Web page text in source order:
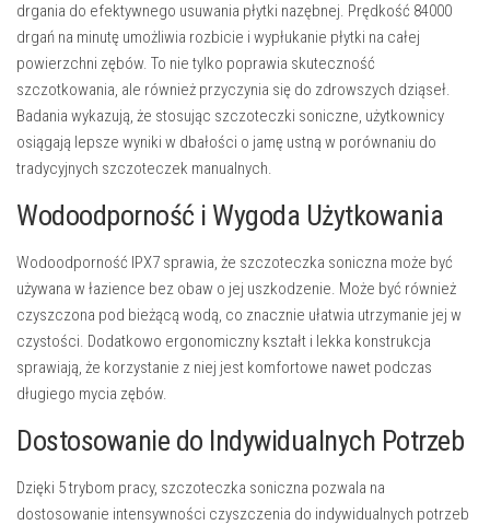
drgania do efektywnego usuwania płytki nazębnej. Prędkość 84000
drgań na minutę umożliwia rozbicie i wypłukanie płytki na całej
powierzchni zębów. To nie tylko poprawia skuteczność
szczotkowania, ale również przyczynia się do zdrowszych dziąseł.
Badania wykazują, że stosując szczoteczki soniczne, użytkownicy
osiągają lepsze wyniki w dbałości o jamę ustną w porównaniu do
tradycyjnych szczoteczek manualnych.
Wodoodporność i Wygoda Użytkowania
Wodoodporność IPX7 sprawia, że szczoteczka soniczna może być
używana w łazience bez obaw o jej uszkodzenie. Może być również
czyszczona pod bieżącą wodą, co znacznie ułatwia utrzymanie jej w
czystości. Dodatkowo ergonomiczny kształt i lekka konstrukcja
sprawiają, że korzystanie z niej jest komfortowe nawet podczas
długiego mycia zębów.
Dostosowanie do Indywidualnych Potrzeb
Dzięki 5 trybom pracy, szczoteczka soniczna pozwala na
dostosowanie intensywności czyszczenia do indywidualnych potrzeb